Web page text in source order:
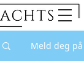
Meld deg på